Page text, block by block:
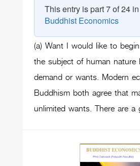
This entry is part 7 of 24
Buddhist Economics
(a) Want I would like to
the subject of human
demand or wants. Modern
Buddhism both agree that
unlimited wants. There are